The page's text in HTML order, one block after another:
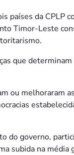
países da CPLP
Timor-Leste
que
ou melhoraram
do governo,
subida na